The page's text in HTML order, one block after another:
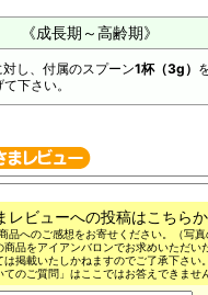
《成長期～高齢期》
対し、付属のスプーン1杯（3g）
下さい。
レビューへの投稿はこちらか
品へのご感想をお寄せください。（写真
品をアイアンバロンでお求めいただい
掲載いたしかねますのでご了承下さい。
てのご質問」はここではお答えできま